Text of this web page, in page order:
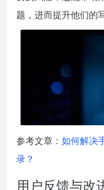
题，进而提升他们的
参考文章： 如何解决
录？
用户反馈与改